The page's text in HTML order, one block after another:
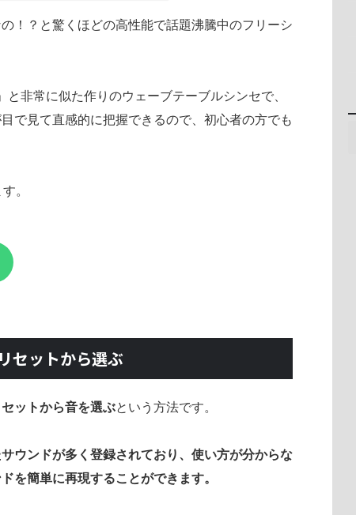
！？と驚くほどの高性能で話題沸騰中のフリーシ
非常に似た作りのウェーブテーブルシンセで、
で見て直感的に把握できるので、初心者の方でも
。
セットから選ぶ
ットから音を選ぶという方法です。
ウンドが多く登録されており、使い方が分からな
を簡単に再現することができます。